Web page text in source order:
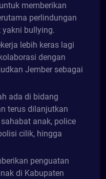
memberikan
perlindungan
yakni bullying.
lebih keras lagi
dengan
Jember sebagai
ada di bidang
terus dilanjutkan
anak, police
cilik, hingga
penguatan
di Kabupaten